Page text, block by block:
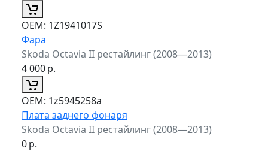
ОЕМ: 1Z1941017S
Фара
Skoda Octavia II рестайлинг (2008—2013)
4 000р.
ОЕМ: 1z5945258a
Плата заднего фонаря
Skoda Octavia II рестайлинг (2008—2013)
0р.